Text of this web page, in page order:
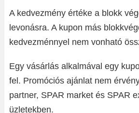
A kedvezmény értéke a blokk
levonásra. A kupon más
kedvezménnyel nem vonható
Egy vásárlás alkalmával egy
fel. Promóciós ajánlat nem
partner, SPAR market és SPAR
üzletekben.